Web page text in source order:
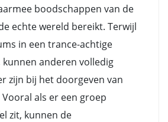
boodschappen van de
echte wereld bereikt. Terwijl
in een trance-achtige
anderen volledig
zijn bij het doorgeven van
als er een groep
zit, kunnen de